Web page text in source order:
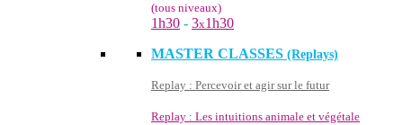
(tous niveaux)
1h30 - 3x1h30
MASTER CLASSES (Replays)
Replay : Percevoir et agir sur le futur
Replay : Les intuitions animale et végétale